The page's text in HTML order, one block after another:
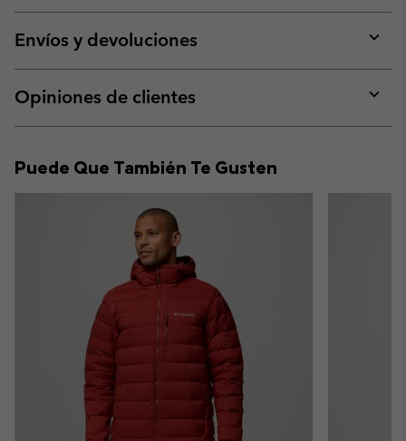
or
Envíos y devoluciones
or
Opiniones de clientes
or
Puede Que También Te Gusten